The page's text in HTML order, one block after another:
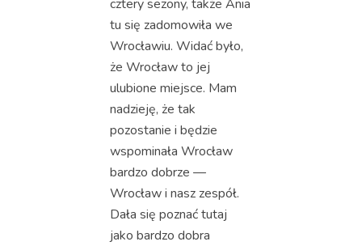
cztery sezony, także Ania
tu się zadomowiła we
Wrocławiu. Widać było,
że Wrocław to jej
ulubione miejsce. Mam
nadzieję, że tak
pozostanie i będzie
wspominała Wrocław
bardzo dobrze —
Wrocław i nasz zespół.
Dała się poznać tutaj
jako bardzo dobra